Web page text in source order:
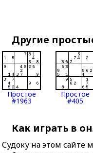
Другие
Простое
#1963
Простое
#405
Как играть в
Судоку на этом